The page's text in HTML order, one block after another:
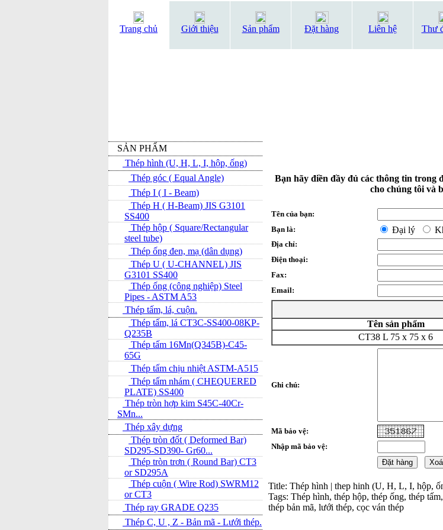
Trang chủ Giới thiệu Sản phẩm Đặt hàng Liên hệ Thư
SẢN PHẨM
Thép hình (U, H, L, I, hộp, ống)
Thép góc ( Equal Angle)
Thép I ( I - Beam)
Thép H ( H-Beam) JIS G3101
SS400
Thép hộp ( Square/Rectangular
steel tube)
Thép ống đen, mạ (dân dụng)
Thép U ( U-CHANNEL) JIS
G3101 SS400
Thép ống (công nghiệp) Steel
Pipes - ASTM A53
Thép tấm, lá, cuộn.
Thép tấm, lá CT3C-SS400-08KP-
Q235B
Thép tấm 16Mn(Q345B)-C45-
65G
Thép tấm chịu nhiệt ASTM-A515
Thép tấm nhám ( CHEQUERED
PLATE) SS400
Thép tròn hợp kim S45C-40Cr-
SMn...
Thép xây dựng
Thép tròn đốt ( Deformed Bar)
SD295-SD390- Gr60...
Thép tròn trơn ( Round Bar) CT3
or SD295A
Thép cuộn ( Wire Rod) SWRM12
or CT3
Thép ray GRADE Q235
Thép C, U , Z - Bản mã - L­ưới thép.
Bạn hãy điền đầy đủ các thông tin
cho chúng tôi và
Tên của bạn:
Bạn là:
Đại lý
Địa chỉ:
Điện thoại:
Fax:
Email:
Tên sản phẩm
CT38 L 75 x 75 x 6
Ghi chú:
Mã bảo vệ:
Nhập mã bảo vệ:
Title: Thép hình | thep hinh (U, H, L, I, hộp,
Tags: Thép hình, thép hộp, thép ống, thép
thép bản mã, lưới thép, cọc ván thép